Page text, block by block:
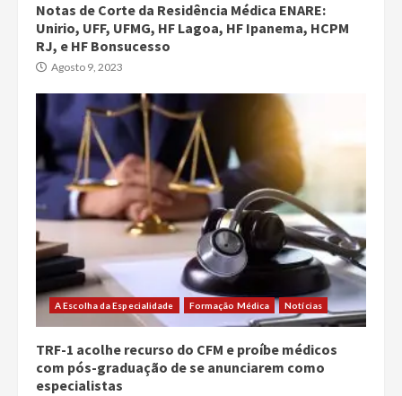
Notas de Corte da Residência Médica ENARE:
Unirio, UFF, UFMG, HF Lagoa, HF Ipanema, HCPM
RJ, e HF Bonsucesso
Agosto 9, 2023
A Escolha da Especialidade Formação Médica Notícias
TRF-1 acolhe recurso do CFM e proíbe médicos
com pós-graduação de se anunciarem como
especialistas